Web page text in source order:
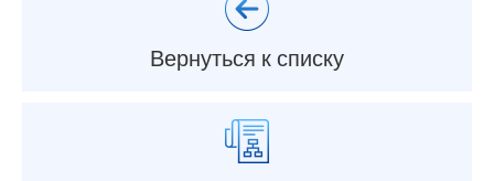
Вернуться к списку